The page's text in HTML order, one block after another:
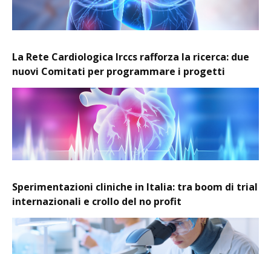
La Rete Cardiologica Irccs rafforza la ricerca: due
nuovi Comitati per programmare i progetti
Sperimentazioni cliniche in Italia: tra boom di trial
internazionali e crollo del no profit